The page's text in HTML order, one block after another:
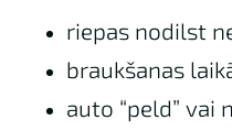
riepas nodilst
braukšanas
auto “peld” vai